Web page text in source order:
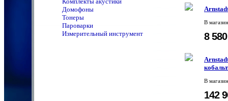
Домофоны
Тонеры
Пароварки
Измерительный инструмент
В
8
В
142